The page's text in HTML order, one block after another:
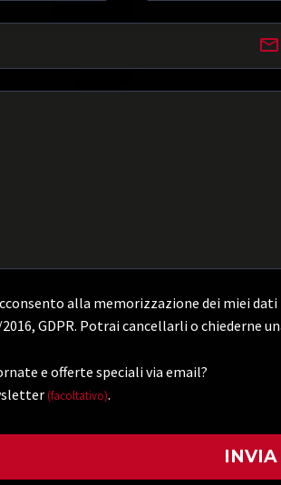
alla memorizzazione dei miei
GDPR. Potrai cancellarli o chiederne
e offerte speciali via email?
(facoltativo).